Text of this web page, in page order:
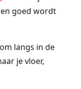
goed wordt
langs in de
je vloer,